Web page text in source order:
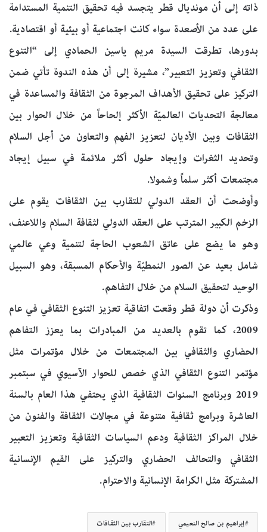
ذاته إلى أن مونديال قطر يتجسد فيه تحقيق التنمية المستدامة
على عدد من الأصعدة سواء كانت اجتماعية أو بيئية أو اقتصادية.
بدورها، تطرقت السيدة مريم ياسين الحمادي إلى “التنوع
الثقافي وتعزيز التعبير”، مشيرة إلى أن هذه الندوة تأتي ضمن
التركيز على تحقيق الأهداف المرجوة من الثقافة والمساعدة في
معالجة التحديات العالميّة الأكثر إلحاحاً من خلال الحوار بين
الثقافات وبين الأديان لتعزيز الفهم والتعاون من أجل السلام
وتحديد الثغرات وإيجاد حلول أكثر ملائمة في سبيل إيجاد
مجتمعات أكثر سلماً وشمولا.
وأوضحت أن العقد الدولي للتقارب بين الثقافات يقوم على
الزخم الكبير المترتب على العقد الدولي لثقافة السلام واللاعنف،
وهو ما يضع على عاتق الشعوب الحاجة لتنمية وعي عالمي
شامل بعيد عن الصور النمطيّة والأحكام المسبقة، وهو السبيل
الوحيد لتحقيق السلام من خلال التفاهم.
وذكرت أن دولة قطر وقعت اتفاقية تعزيز التنوع الثقافي في عام
2009، كما تقوم بالعديد من المبادرات بما يعزز التفاهم
الحضاري والثقافي بين المجتمعات من خلال مؤتمرات مثل
مؤتمر التنوع الثقافي الذي خصص للحوار الآسيوي في سبتمبر
2019 وبرنامج السنوات الثقافية الذي يحتفي هذا العام بالسنة
العاشرة وبرامج ثقافية متنوعة في مجالات الثقافة والفنون من
خلال المراكز الثقافية ودعم السياسات الثقافية وتعزيز التعبير
الثقافي والتحالف الحضاري والتركيز على القيم الإنسانية
المشتركة مثل الكرامة الإنسانية والاحترام.
إبراهيم بن صالح النعيمي التقارب بين الثقافات